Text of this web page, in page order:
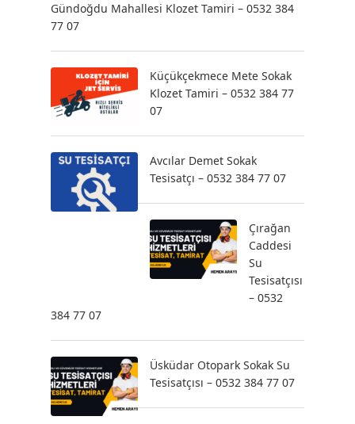
Gündoğdu Mahallesi Klozet Tamiri – 0532 384
77 07
Küçükçekmece Mete Sokak
Klozet Tamiri – 0532 384 77
07
Avcılar Demet Sokak
Tesisatçı – 0532 384 77 07
Çırağan
Caddesi
Su
Tesisatçısı
– 0532
384 77 07
Üsküdar Otopark Sokak Su
Tesisatçısı – 0532 384 77 07